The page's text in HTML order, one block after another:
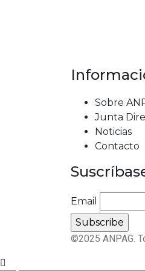
Sobre
Junta
Noticias
Contacto
Email
©2025 ANPAG.